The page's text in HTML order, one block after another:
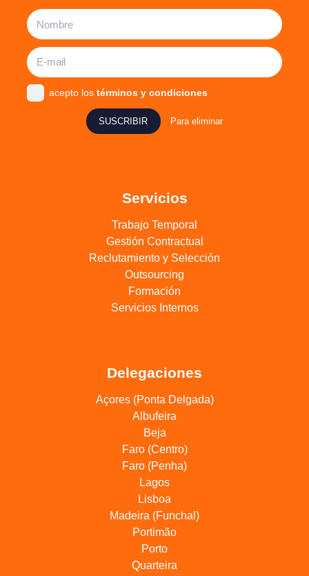
Servicios
Trabajo Temporal
Gestión Contractual
Reclutamiento y Selección
Outsourcing
Formación
Servicios Internos
Delegaciones
Açores (Ponta Delgada)
Albufeira
Beja
Faro (Centro)
Faro (Penha)
Lagos
Lisboa
Madeira (Funchal)
Portimão
Porto
Quarteira
acepto lostérminos y condiciones
SUSCRIBIR Para eliminar